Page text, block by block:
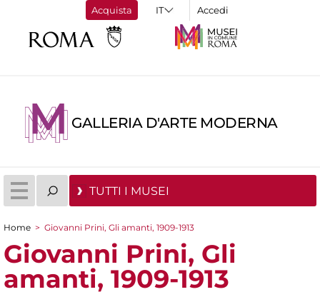
Acquista Accedi
GALLERIA D'ARTE MODERNA
TUTTI I MUSEI
Tu sei qui
Home > Giovanni Prini, Gli amanti, 1909-1913
Giovanni Prini, Gli
amanti, 1909-1913